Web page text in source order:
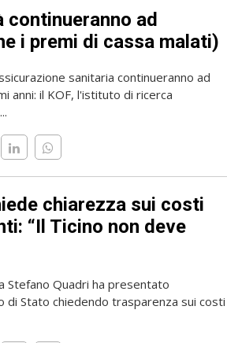
ad
i premi di cassa malati)
sanitaria continueranno ad
anni: il KOF, l'istituto di ricerca
chiarezza sui costi
“Il Ticino non deve
Stefano Quadri ha presentato
di Stato chiedendo trasparenza sui costi